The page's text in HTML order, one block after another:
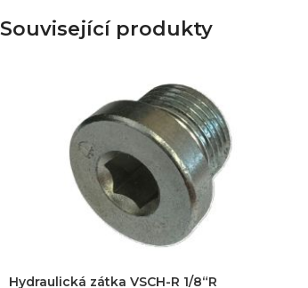
Související produkty
Hydraulická zátka VSCH-R 1/8“R